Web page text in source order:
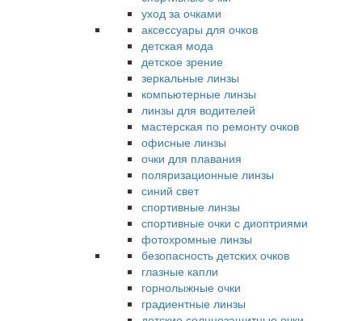
уход за очками
аксессуары для очков
детская мода
детское зрение
зеркальные линзы
компьютерные линзы
линзы для водителей
мастерская по ремонту очков
офисные линзы
очки для плавания
поляризационные линзы
синий свет
спортивные линзы
спортивные очки с диоптриями
фотохромные линзы
безопасность детских очков
глазные капли
горнолыжные очки
градиентные линзы